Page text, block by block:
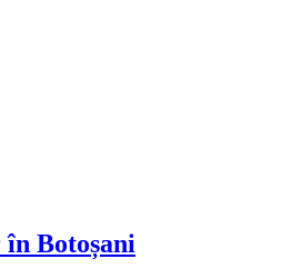
în Botoșani